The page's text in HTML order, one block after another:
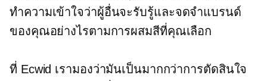
ทำความเข้าใจว่าผู้อื่นจะรับรู้และจดจำแบรนด์
ของคุณอย่างไรตามการผสมสีที่คุณเลือก
ที่ Ecwid เรามองว่ามันเป็นมากกว่าการตัดสินใจ